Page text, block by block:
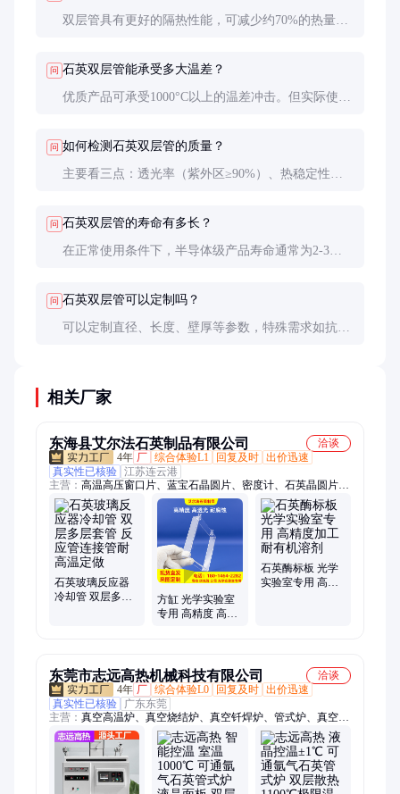
双层管具有更好的隔热性能，可减少约70%的热量损
问 石英双层管能承受多大温差？
优质产品可承受1000°C以上的温差冲击。但实际使用
问 如何检测石英双层管的质量？
主要看三点：透光率（紫外区≥90%）、热稳定性
问 石英双层管的寿命有多长？
在正常使用条件下，半导体级产品寿命通常为2-3
问 石英双层管可以定制吗？
可以定制直径、长度、壁厚等参数，特殊需求如抗紫
相关厂家
东海县艾尔法石英制品有限公司
洽谈
4年 厂 综合体验L1 回复及时 出价迅速
真实性已核验 江苏连云港
主营： 高温高压窗口片、蓝宝石晶圆片、密度计、石英晶圆片、
石英器皿、石英烧瓶、螺旋管、石英坩埚、光催化反应器、比色
皿、砂芯、投料杯、半导体治具、反应釜、激光保护镜片、镀膜
片、激光腔体、锥形瓶、蒸馏瓶、圆底烧瓶、研磨板、压条、
UV镀膜片、烧杯、酶标板
石英玻璃反应器
冷却管 双层多层
方缸 光学实验室
专用 高精度 高透
石英酶标板 光学
实验室专用 高精
东莞市志远高热机械科技有限公司
洽谈
4年 厂 综合体验L0 回复及时 出价迅速
真实性已核验
广东东莞
主营： 真空高温炉、真空烧结炉、真空钎焊炉、管式炉、真空气
氛炉、箱式炉、钠电锂电箱式炉、正负极材料气氛炉、高温炉、
升降炉